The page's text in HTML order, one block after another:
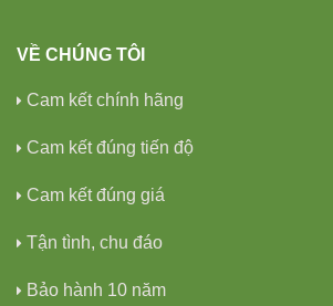
VỀ CHÚNG TÔI
Cam kết chính hãng
Cam kết đúng tiến độ
Cam kết đúng giá
Tận tình, chu đáo
Bảo hành 10 năm